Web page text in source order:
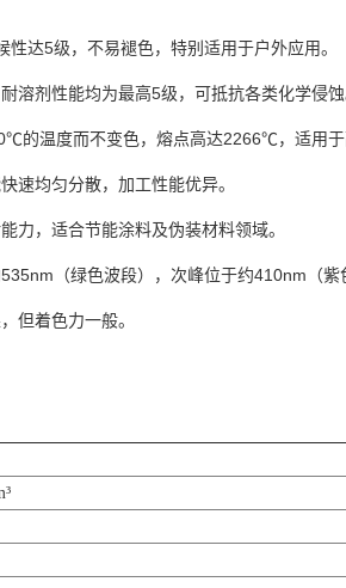
性达5级，不易褪色，特别适用于户外应用。
溶剂性能均为最高5级，可抵抗各类化学侵蚀
的温度而不变色，熔点高达2266℃，适用于
速均匀分散，加工性能优异。
力，适合节能涂料及伪装材料领域。
（绿色波段），次峰位于约410nm（紫
但着色力一般。